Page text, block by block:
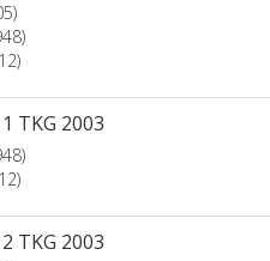
TKG 2003
TKG 2003